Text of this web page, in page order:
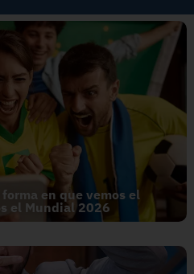
en que vemos el
el Mundial 2026